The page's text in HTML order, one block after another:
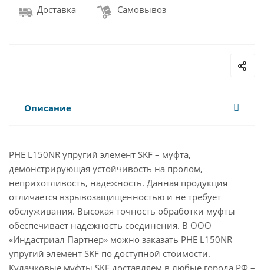
Доставка Самовывоз
Описание
PHE L150NR упругий элемент SKF – муфта,
демонстрирующая устойчивость на пролом,
неприхотливость, надежность. Данная продукция
отличается взрывозащищенностью и не требует
обслуживания. Высокая точность обработки муфты
обеспечивает надежность соединения. В ООО
«Индастриал Партнер» можно заказать PHE L150NR
упругий элемент SKF по доступной стоимости.
Кулачковые муфты SKF доставляем в любые города РФ –